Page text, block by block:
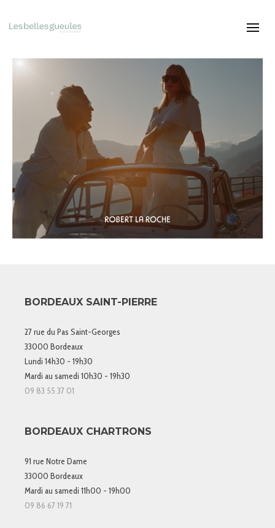
BORDEAUX SAINT-PIERRE
27 rue du Pas Saint-Georges
33000 Bordeaux
Lundi 14h30 - 19h30
Mardi au samedi 10h30 - 19h30
09 83 55 37 01
BORDEAUX CHARTRONS
91 rue Notre Dame
33000 Bordeaux
Mardi au samedi 11h00 - 19h00
09 86 67 19 71